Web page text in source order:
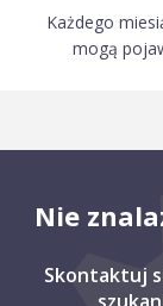
Każdego
mogą
Nie
Skontaktuj